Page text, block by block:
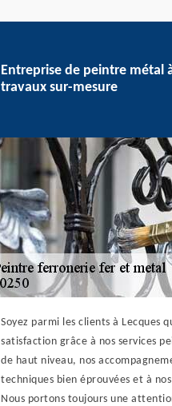
Entreprise de peintre métal
travaux sur-mesure
Soyez parmi les clients à Lecques
satisfaction grâce à nos services
de haut niveau, nos
techniques bien éprouvées et à
Nous portons toujours une